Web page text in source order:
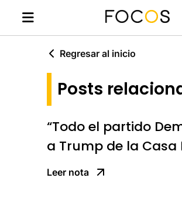
Regresar al inicio
Posts
“Todo el partido
a Trump de la Casa
Leer nota